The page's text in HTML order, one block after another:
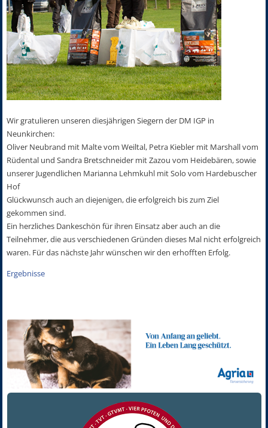
Wir gratulieren unseren diesjährigen Siegern der DM IGP in
Neunkirchen:
Oliver Neubrand mit Malte vom Weiltal, Petra Kiebler mit Marshall vom
Rüdental und Sandra Bretschneider mit Zazou vom Heidebären, sowie
unserer Jugendlichen Marianna Lehmkuhl mit Solo vom Hardebuscher
Hof
Glückwunsch auch an diejenigen, die erfolgreich bis zum Ziel
gekommen sind.
Ein herzliches Dankeschön für ihren Einsatz aber auch an die
Teilnehmer, die aus verschiedenen Gründen dieses Mal nicht erfolgreich
waren. Für das nächste Jahr wünschen wir den erhofften Erfolg.
Ergebnisse